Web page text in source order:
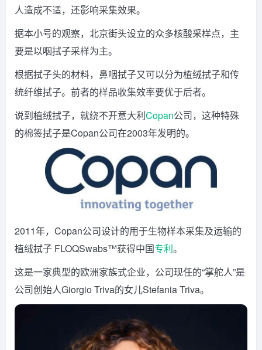
人造成不适，还影响采集效果。
据本小号的观察，北京街头设立的众多核酸采样点，主
要是以咽拭子采样为主。
根据拭子头的材料，鼻咽拭子又可以分为植绒拭子和传
统纤维拭子。前者的样品收集效率要优于后者。
说到植绒拭子，就绕不开意大利Copan公司，这种特殊
的棉签拭子是Copan公司在2003年发明的。
2011年，Copan公司设计的用于生物样本采集及运输的
植绒拭子 FLOQSwabs™获得中国专利。
这是一家典型的欧洲家族式企业，公司现任的“掌舵人”是
公司创始人Giorgio Triva的女儿Stefania Triva。